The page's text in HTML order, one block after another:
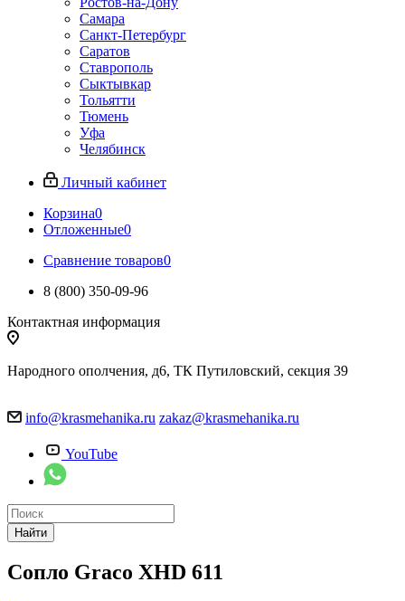
Самара
Санкт-Петербург
Саратов
Ставрополь
Сыктывкар
Тольятти
Тюмень
Уфа
Челябинск
Личный кабинет
Корзина0
Отложенные0
Сравнение товаров0
8 (800) 350-09-96
Контактная информация
Народного ополчения, д6, ТК Путиловский, секция 39
info@krasmehanika.ru zakaz@krasmehanika.ru
YouTube
Найти
Сопло Graco XHD 611